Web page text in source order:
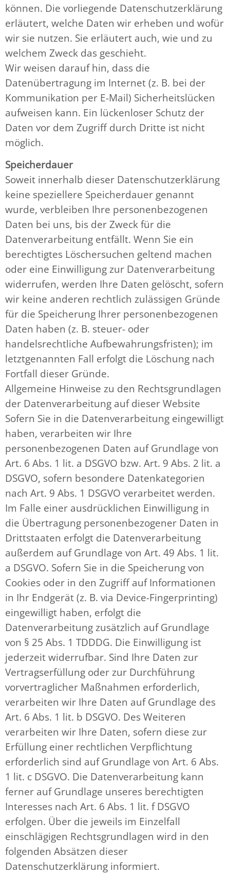
können. Die vorliegende Datenschutzerklärung
erläutert, welche Daten wir erheben und wofür
wir sie nutzen. Sie erläutert auch, wie und zu
welchem Zweck das geschieht.
Wir weisen darauf hin, dass die
Datenübertragung im Internet (z. B. bei der
Kommunikation per E-Mail) Sicherheitslücken
aufweisen kann. Ein lückenloser Schutz der
Daten vor dem Zugriff durch Dritte ist nicht
möglich.
Speicherdauer
Soweit innerhalb dieser Datenschutzerklärung
keine speziellere Speicherdauer genannt
wurde, verbleiben Ihre personenbezogenen
Daten bei uns, bis der Zweck für die
Datenverarbeitung entfällt. Wenn Sie ein
berechtigtes Löschersuchen geltend machen
oder eine Einwilligung zur Datenverarbeitung
widerrufen, werden Ihre Daten gelöscht, sofern
wir keine anderen rechtlich zulässigen Gründe
für die Speicherung Ihrer personenbezogenen
Daten haben (z. B. steuer- oder
handelsrechtliche Aufbewahrungsfristen); im
letztgenannten Fall erfolgt die Löschung nach
Fortfall dieser Gründe.
Allgemeine Hinweise zu den Rechtsgrundlagen
der Datenverarbeitung auf dieser Website
Sofern Sie in die Datenverarbeitung eingewilligt
haben, verarbeiten wir Ihre
personenbezogenen Daten auf Grundlage von
Art. 6 Abs. 1 lit. a DSGVO bzw. Art. 9 Abs. 2 lit. a
DSGVO, sofern besondere Datenkategorien
nach Art. 9 Abs. 1 DSGVO verarbeitet werden.
Im Falle einer ausdrücklichen Einwilligung in
die Übertragung personenbezogener Daten in
Drittstaaten erfolgt die Datenverarbeitung
außerdem auf Grundlage von Art. 49 Abs. 1 lit.
a DSGVO. Sofern Sie in die Speicherung von
Cookies oder in den Zugriff auf Informationen
in Ihr Endgerät (z. B. via Device-Fingerprinting)
eingewilligt haben, erfolgt die
Datenverarbeitung zusätzlich auf Grundlage
von § 25 Abs. 1 TDDDG. Die Einwilligung ist
jederzeit widerrufbar. Sind Ihre Daten zur
Vertragserfüllung oder zur Durchführung
vorvertraglicher Maßnahmen erforderlich,
verarbeiten wir Ihre Daten auf Grundlage des
Art. 6 Abs. 1 lit. b DSGVO. Des Weiteren
verarbeiten wir Ihre Daten, sofern diese zur
Erfüllung einer rechtlichen Verpflichtung
erforderlich sind auf Grundlage von Art. 6 Abs.
1 lit. c DSGVO. Die Datenverarbeitung kann
ferner auf Grundlage unseres berechtigten
Interesses nach Art. 6 Abs. 1 lit. f DSGVO
erfolgen. Über die jeweils im Einzelfall
einschlägigen Rechtsgrundlagen wird in den
folgenden Absätzen dieser
Datenschutzerklärung informiert.